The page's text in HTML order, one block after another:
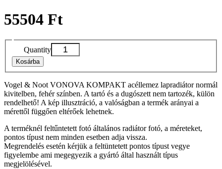
55504 Ft
Quantity
Kosárba
Vogel & Noot VONOVA KOMPAKT acéllemez lapradiátor normál
kivitelben, fehér színben. A tartó és a dugószett nem tartozék, külön
rendelhető! A kép illusztráció, a valóságban a termék arányai a
mérettől függően eltérőek lehetnek.
A terméknél feltűntetett fotó általános radiátor fotó, a méreteket,
pontos típust nem minden esetben adja vissza.
Megrendelés esetén kérjük a feltüntetett pontos típust vegye
figyelembe ami megegyezik a gyártó által használt típus
megjelölésével.